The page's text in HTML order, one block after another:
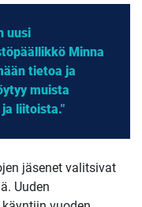
uusi
Minna
tietoa ja
muista
liitoista."
jäsenet valitsivat
Uuden